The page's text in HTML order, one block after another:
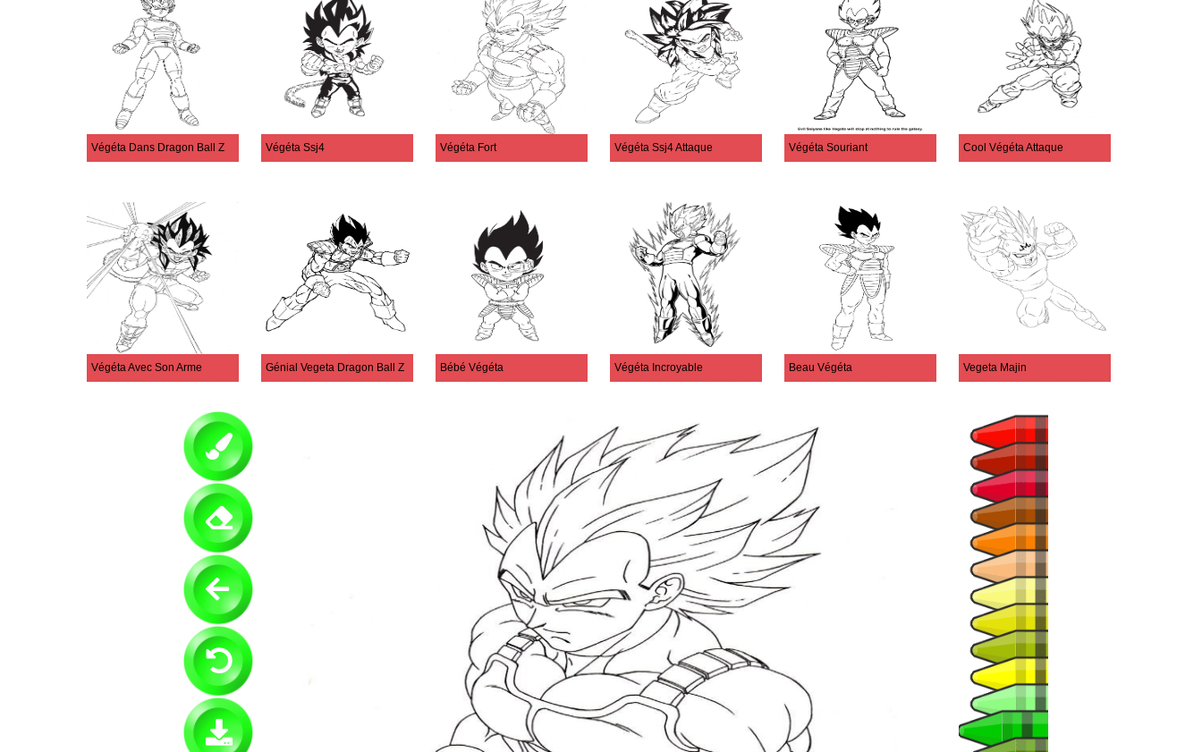
Végéta Dans Dragon Ball Z Végéta Ssj4 Végéta Fort Végéta Ssj4 Attaque Végéta Souriant Cool Végéta Attaque
Végéta Avec Son Arme Génial Vegeta Dragon Ball Z Bébé Végéta Végéta Incroyable Beau Végéta Vegeta Majin